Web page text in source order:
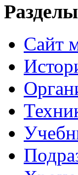
Сайт